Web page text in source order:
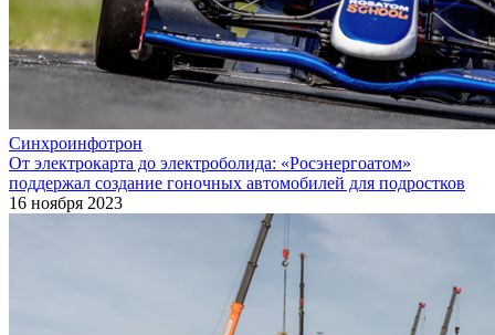
Синхроинфотрон
От электрокарта до электроболида: «Росэнергоатом»
поддержал создание гоночных автомобилей для подростков
16 ноября 2023